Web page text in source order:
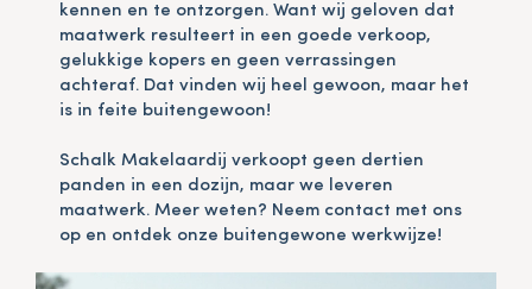
kennen en te ontzorgen. Want wij geloven dat
maatwerk resulteert in een goede verkoop,
gelukkige kopers en geen verrassingen
achteraf. Dat vinden wij heel gewoon, maar het
is in feite buitengewoon!
Schalk Makelaardij verkoopt geen dertien
panden in een dozijn, maar we leveren
maatwerk. Meer weten? Neem contact met ons
op en ontdek onze buitengewone werkwijze!